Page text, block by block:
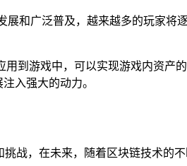
和广泛普及，越来越多的玩家将
到游戏中，可以实现游戏内资产
入强大的动力。
战，在未来，随着区块链技术的